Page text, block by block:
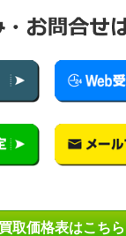
取価格表はこちら